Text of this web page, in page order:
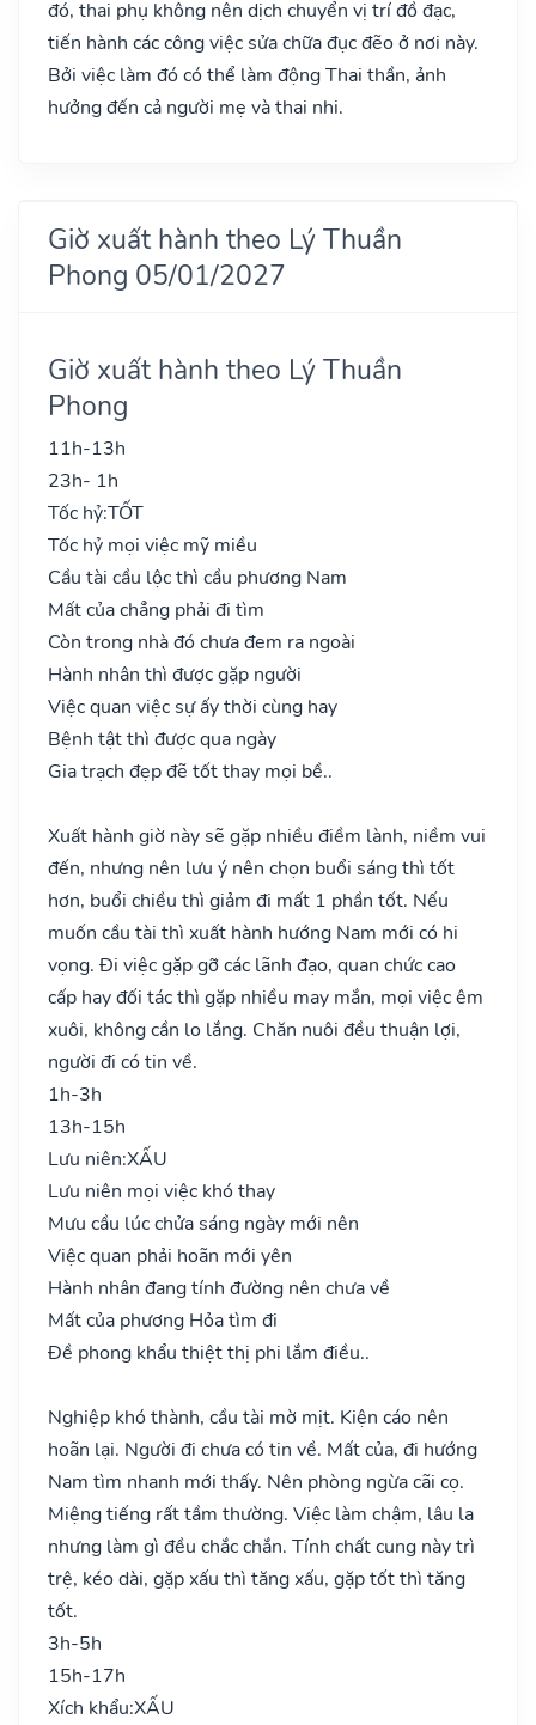
đó, thai phụ không nên dịch chuyển vị trí đồ đạc,
tiến hành các công việc sửa chữa đục đẽo ở nơi này.
Bởi việc làm đó có thể làm động Thai thần, ảnh
hưởng đến cả người mẹ và thai nhi.
Giờ xuất hành theo Lý Thuần
Phong 05/01/2027
Giờ xuất hành theo Lý Thuần
Phong
11h-13h
23h- 1h
Tốc hỷ:TỐT
Tốc hỷ mọi việc mỹ miều
Cầu tài cầu lộc thì cầu phương Nam
Mất của chẳng phải đi tìm
Còn trong nhà đó chưa đem ra ngoài
Hành nhân thì được gặp người
Việc quan việc sự ấy thời cùng hay
Bệnh tật thì được qua ngày
Gia trạch đẹp đẽ tốt thay mọi bề..
Xuất hành giờ này sẽ gặp nhiều điềm lành, niềm vui
đến, nhưng nên lưu ý nên chọn buổi sáng thì tốt
hơn, buổi chiều thì giảm đi mất 1 phần tốt. Nếu
muốn cầu tài thì xuất hành hướng Nam mới có hi
vọng. Đi việc gặp gỡ các lãnh đạo, quan chức cao
cấp hay đối tác thì gặp nhiều may mắn, mọi việc êm
xuôi, không cần lo lắng. Chăn nuôi đều thuận lợi,
người đi có tin về.
1h-3h
13h-15h
Lưu niên:XẤU
Lưu niên mọi việc khó thay
Mưu cầu lúc chửa sáng ngày mới nên
Việc quan phải hoãn mới yên
Hành nhân đang tính đường nên chưa về
Mất của phương Hỏa tìm đi
Đề phong khẩu thiệt thị phi lắm điều..
Nghiệp khó thành, cầu tài mờ mịt. Kiện cáo nên
hoãn lại. Người đi chưa có tin về. Mất của, đi hướng
Nam tìm nhanh mới thấy. Nên phòng ngừa cãi cọ.
Miệng tiếng rất tầm thường. Việc làm chậm, lâu la
nhưng làm gì đều chắc chắn. Tính chất cung này trì
trệ, kéo dài, gặp xấu thì tăng xấu, gặp tốt thì tăng
tốt.
3h-5h
15h-17h
Xích khẩu:XẤU